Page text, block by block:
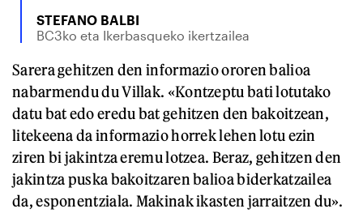
STEFANO BALBI
BC3ko eta Ikerbasqueko ikertzailea
Sarera gehitzen den informazio ororen balioa
nabarmendu du Villak. «Kontzeptu bati lotutako
datu bat edo eredu bat gehitzen den bakoitzean,
litekeena da informazio horrek lehen lotu ezin
ziren bi jakintza eremu lotzea. Beraz, gehitzen den
jakintza puska bakoitzaren balioa biderkatzailea
da, esponentziala. Makinak ikasten jarraitzen du».